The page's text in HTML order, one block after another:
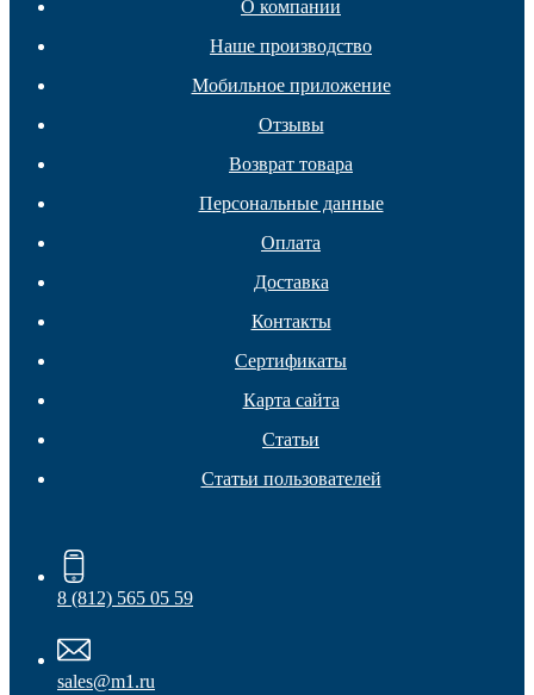
Мебельные колеса
О компании
Наше производство
Мобильное приложение
Отзывы
Возврат товара
Персональные данные
Оплата
Доставка
Контакты
Сертификаты
Карта сайта
Статьи
Статьи пользователей
8 (812) 565 05 59
sales@m1.ru